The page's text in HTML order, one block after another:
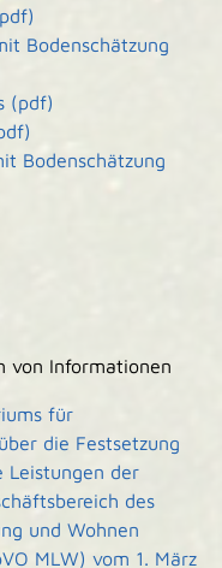
Bodenschätzung
(pdf)
Bodenschätzung
von Informationen
für
die Festsetzung
Leistungen der
des
und Wohnen
MLW) vom 1. März